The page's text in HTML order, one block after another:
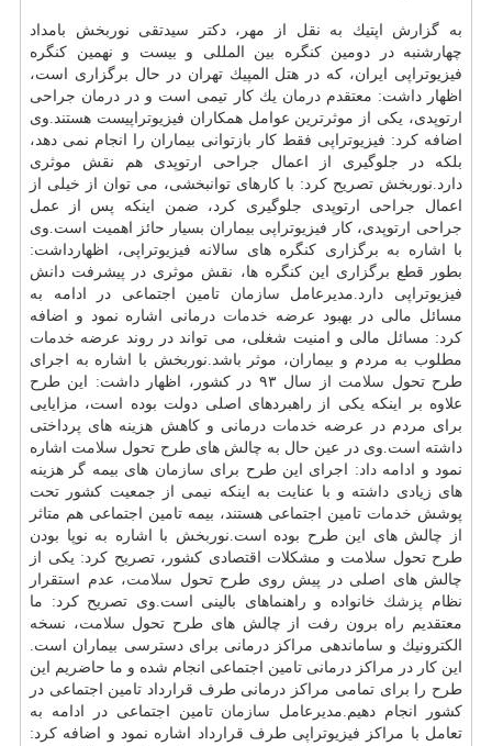
به گزارش اپتیك به نقل از مهر، دكتر سیدتقی نوربخش بامداد
چهارشنبه در دومین كنگره بین المللی و بیست و نهمین كنگره
فیزیوتراپی ایران، كه در هتل المپیك تهران در حال برگزاری است،
اظهار داشت: معتقدمدرمان یك كار تیمی است و در درمان جراحی
ارتوپدی، یكی از موثرترین عوامل همكاران فیزیوتراپیست هستند.وی
اضافه كرد: فیزیوتراپی فقط كار بازتوانی بیماران را انجام نمی دهد،
بلكه در جلوگیری از اعمال جراحی ارتوپدی هم نقش موثری
دارد.نوربخش تصریح كرد: با كارهای توانبخشی، می توان از خیلی از
اعمال جراحی ارتوپدی جلوگیری كرد، ضمن اینكه پس از عمل
جراحی ارتوپدی، كار فیزیوتراپی بیماران بسیار حائز اهمیت است.وی
با اشاره به برگزاری كنگره های سالانه فیزیوتراپی، اظهارداشت:
بطور قطع برگزاری این كنگره ها، نقش موثری در پیشرفت دانش
فیزیوتراپی دارد.مدیرعامل سازمان تامین اجتماعی در ادامه به
مسائل مالی در بهبود عرضه خدمات درمانی اشاره نمود و اضافه
كرد: مسائل مالی و امنیت شغلی، می تواند در روند عرضه خدمات
مطلوب به مردم و بیماران، موثر باشد.نوربخش با اشاره به اجرای
طرح تحول سلامت
از سال ۹۳ در كشور، اظهار داشت: این طرح
علاوه بر اینكه یكی از راهبردهای اصلی دولت بوده است، مزایایی
برای مردم در عرضه خدمات درمانی و كاهش هزینه های پرداختی
داشته است.وی در عین حال به چالش های طرح تحول سلامت اشاره
نمود و ادامه داد: اجرای این طرح برای سازمان های بیمه گر هزینه
های زیادی داشته و با عنایت به اینكه نیمی از جمعیت كشور تحت
پوشش خدمات تامین اجتماعی هستند، بیمه تامین اجتماعی هم متاثر
از چالش های این طرح بوده است.نوربخش با اشاره به نوپا بودن
طرح تحول سلامت و مشكلات اقتصادی كشور، تصریح كرد: یكی از
چالش های اصلی در پیش روی طرح تحول سلامت، عدم استقرار
نظام پزشك خانواده و راهنماهای بالینی است.وی تصریح كرد: ما
معتقدیم راه برون رفت از چالش های طرح تحول سلامت، نسخه
الكترونیك و ساماندهی مراكز درمانی برای دسترسی بیماران است.
این كار در مراكز درمانی تامین اجتماعی انجام شده و ما حاضریم این
طرح را برای تمامی مراكز درمانی طرف قرارداد تامین اجتماعی در
كشور انجام دهیم.مدیرعامل سازمان تامین اجتماعی در ادامه به
تعامل با مراكز فیزیوتراپی طرف قرارداد اشاره نمود و اضافه كرد: